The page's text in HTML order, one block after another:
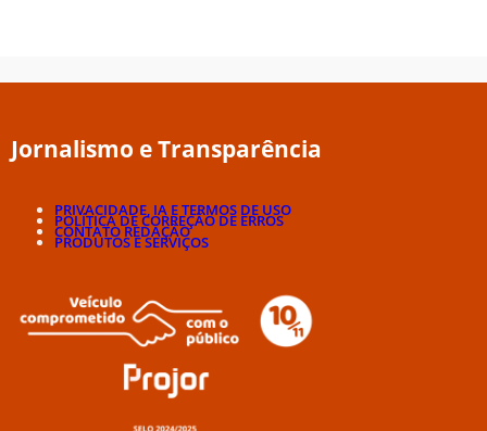
Jornalismo e Transparência
PRIVACIDADE, IA E TERMOS DE USO
POLÍTICA DE CORREÇÃO DE ERROS
CONTATO REDAÇÃO
PRODUTOS E SERVIÇOS